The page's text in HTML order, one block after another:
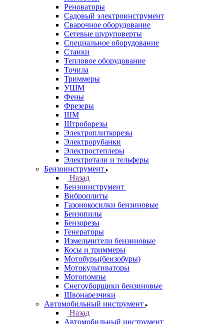
Реноваторы
Садовый электроинструмент
Сварочное оборудование
Сетевые шуруповерты
Специальное оборудование
Станки
Тепловое оборудование
Точила
Триммеры
УШМ
Фены
Фрезеры
ШМ
Штроборезы
Электроплиткорезы
Электрорубанки
Электростеплеры
Электротали и тельферы
Бензоинструмент
Назад
Бензоинструмент
Виброплиты
Газонокосилки бензиновые
Бензопилы
Бензорезы
Генераторы
Измельчители бензиновые
Косы и триммеры
Мотобуры(бензобуры)
Мотокультиваторы
Мотопомпы
Снегоуборщики бензиновые
Швонарезчики
Автомобильный инструмент
Назад
Автомобильный инструмент